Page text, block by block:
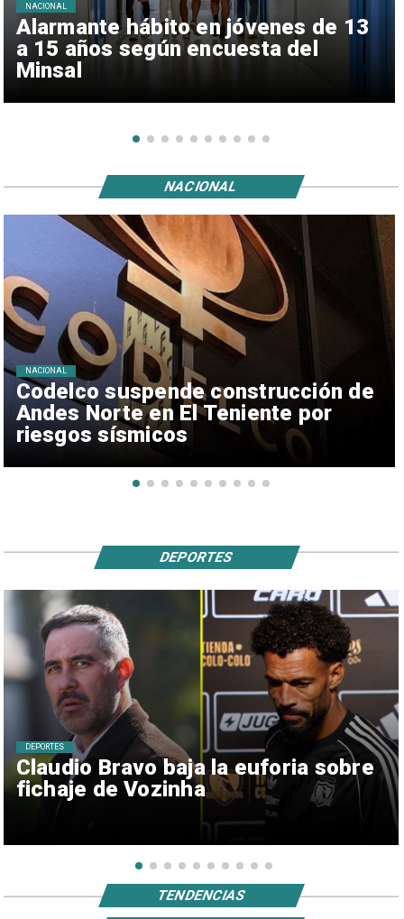
Alarmante hábito en jóvenes de 13
a 15 años según encuesta del
Minsal
NACIONAL
Codelco suspende construcción de
Andes Norte en El Teniente por
riesgos sísmicos
NACIONAL
NACIONAL
Claudio Bravo baja la euforia sobre
fichaje de Vozinha
DEPORTES
DEPORTES
TENDENCIAS